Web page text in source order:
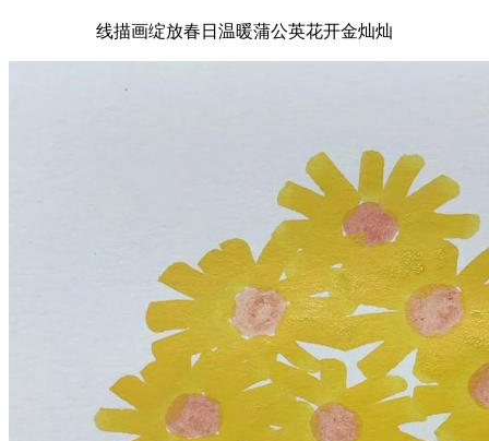
线描画绽放春日温暖蒲公英花开金灿灿